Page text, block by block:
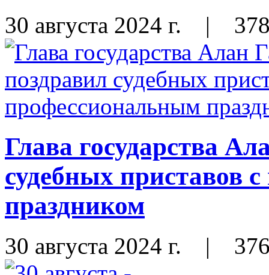
30 августа 2024 г. |
Глава государства
судебных приставов
праздником
30 августа 2024 г. |